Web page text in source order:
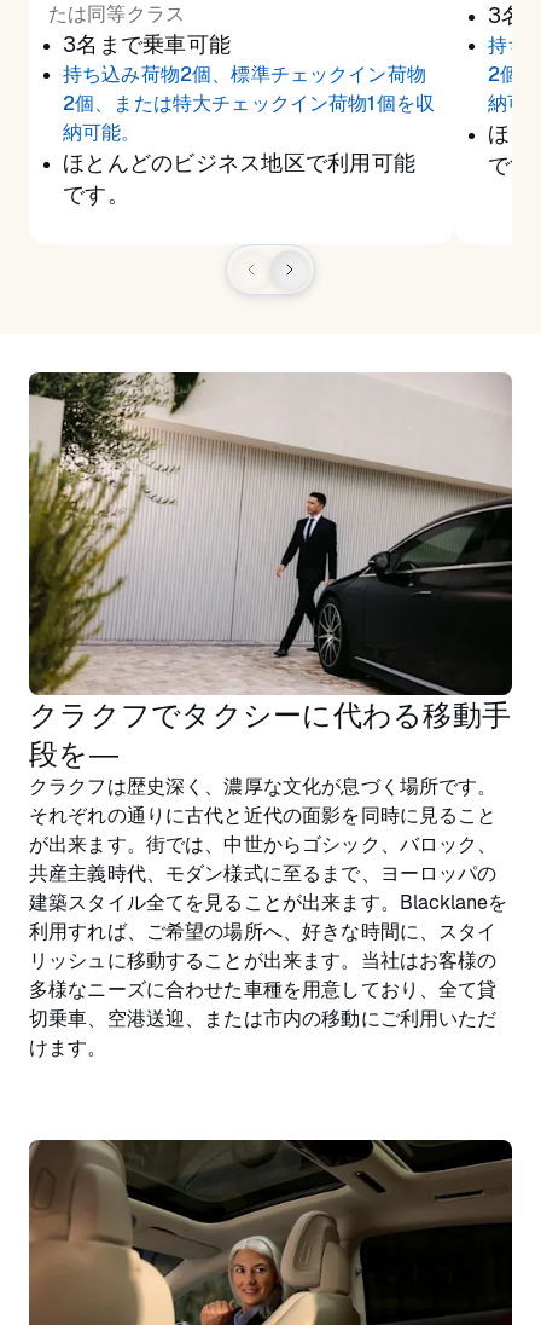
たは同等クラス
3名まで乗車可能
持ち込み荷物2個、標準チェックイン荷物
2個、または特大チェックイン荷物1個を収
納可能。
ほとんどのビジネス地区で利用可能
です。
3名
持ち
2個
納可
ほと
です
クラクフでタクシーに代わる移動手
段を―
クラクフは歴史深く、濃厚な文化が息づく場所です。
それぞれの通りに古代と近代の面影を同時に見ること
が出来ます。街では、中世からゴシック、バロック、
共産主義時代、モダン様式に至るまで、ヨーロッパの
建築スタイル全てを見ることが出来ます。Blacklaneを
利用すれば、ご希望の場所へ、好きな時間に、スタイ
リッシュに移動することが出来ます。当社はお客様の
多様なニーズに合わせた車種を用意しており、全て貸
切乗車、空港送迎、または市内の移動にご利用いただ
けます。